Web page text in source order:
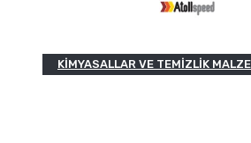
KIMYASALLAR VE TEMIZLIK